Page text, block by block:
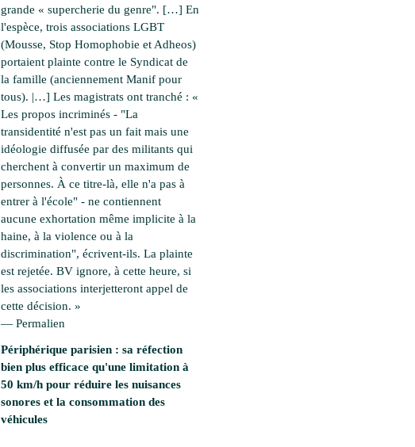
grande « supercherie du genre". […] En
l'espèce, trois associations LGBT
(Mousse, Stop Homophobie et Adheos)
portaient plainte contre le Syndicat de
la famille (anciennement Manif pour
tous). |…] Les magistrats ont tranché : «
Les propos incriminés - "La
transidentité n'est pas un fait mais une
idéologie diffusée par des militants qui
cherchent à convertir un maximum de
personnes. À ce titre-là, elle n'a pas à
entrer à l'école" - ne contiennent
aucune exhortation même implicite à la
haine, à la violence ou à la
discrimination", écrivent-ils. La plainte
est rejetée. BV ignore, à cette heure, si
les associations interjetteront appel de
cette décision. »
— Permalien
Périphérique parisien : sa réfection
bien plus efficace qu'une limitation à
50 km/h pour réduire les nuisances
sonores et la consommation des
véhicules